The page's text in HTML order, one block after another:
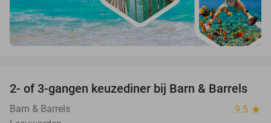
28%
2- of 3-gangen keuzediner bij Barn & Barrels
Barn & Barrels 9.5 star